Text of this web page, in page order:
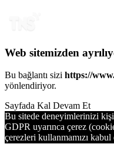
Web sitemizden
Bu bağlantı sizi https://
yönlendiriyor.
Sayfada Kal Devam Et
Bu sitede deneyimlerinizi
GDPR uyarınca çerez
çerezleri kullanmamızı kabul